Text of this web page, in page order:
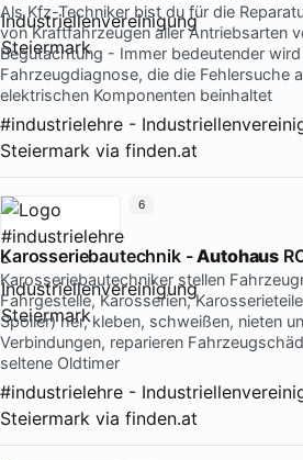
Als Kfz-Techniker bist du für die
von Kraftfahrzeugen aller Antriebsarten
Begutachtung - Immer bedeutender
Fahrzeugdiagnose, die die Fehlersuche
elektrischen Komponenten beinhaltet
#industrielehre -
Steiermark via finden.at
Karosseriebautechnik -Autohaus
Karosseriebautechniker stellen
Fahrgestelle, Karosserien,
Spoiler) her, kleben, schweißen, nieten
Verbindungen, reparieren
seltene Oldtimer
#industrielehre -
Steiermark via finden.at
6